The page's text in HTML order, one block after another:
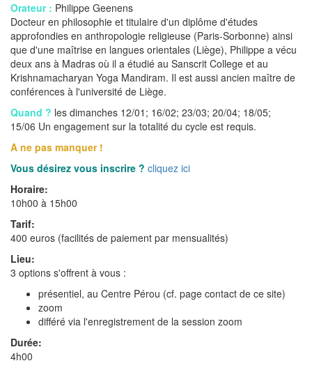
Orateur : Philippe Geenens
Docteur en philosophie et titulaire d'un diplôme d'études
approfondies en anthropologie religieuse (Paris-Sorbonne) ainsi
que d'une maîtrise en langues orientales (Liège), Philippe a vécu
deux ans à Madras où il a étudié au Sanscrit College et au
Krishnamacharyan Yoga Mandiram. Il est aussi ancien maître de
conférences à l'université de Liège.
Quand ? les dimanches 12/01; 16/02; 23/03; 20/04; 18/05;
15/06 Un engagement sur la totalité du cycle est requis.
A ne pas manquer !
Vous désirez vous inscrire ? cliquez ici
Horaire:
10h00 à 15h00
Tarif:
400 euros (facilités de paiement par mensualités)
Lieu:
3 options s'offrent à vous :
présentiel, au Centre Pérou (cf. page contact de ce site)
zoom
différé via l'enregistrement de la session zoom
Durée:
4h00